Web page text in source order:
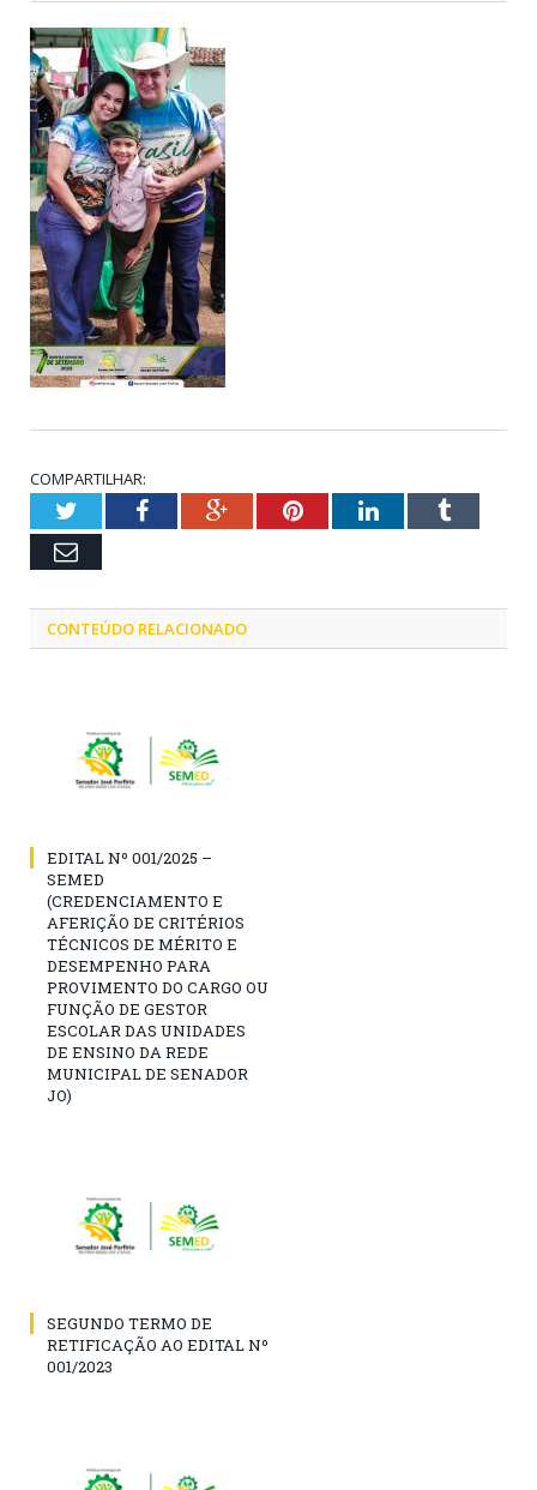
COMPARTILHAR:
TwitterFacebookGoogle+PinterestLinkedInTumblr
Email
CONTEÚDO RELACIONADO
EDITAL Nº 001/2025 –
SEMED
(CREDENCIAMENTO E
AFERIÇÃO DE CRITÉRIOS
TÉCNICOS DE MÉRITO E
DESEMPENHO PARA
PROVIMENTO DO CARGO OU
FUNÇÃO DE GESTOR
ESCOLAR DAS UNIDADES
DE ENSINO DA REDE
MUNICIPAL DE SENADOR
JO)
SEGUNDO TERMO DE
RETIFICAÇÃO AO EDITAL Nº
001/2023